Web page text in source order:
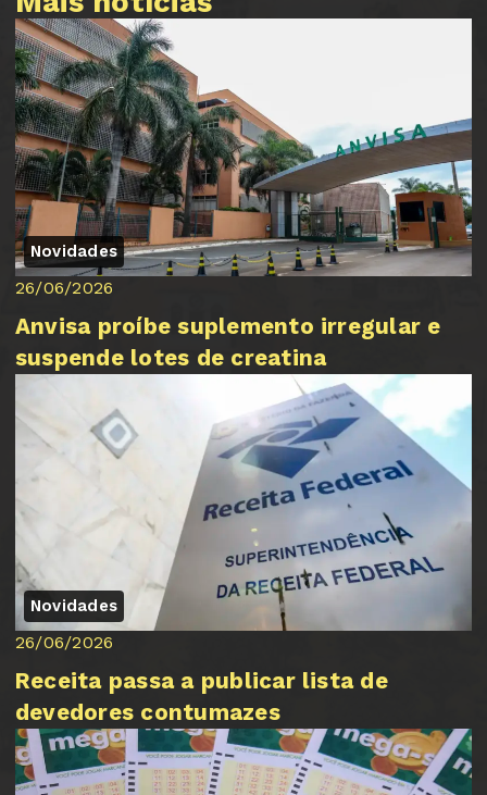
Novidades
26/06/2026
Anvisa proíbe suplemento irregular e
suspende lotes de creatina
Novidades
26/06/2026
Receita passa a publicar lista de
devedores contumazes